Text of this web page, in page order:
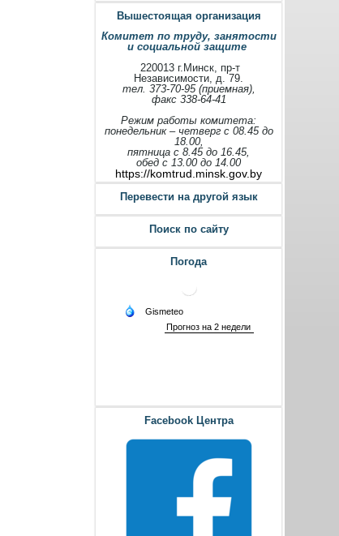
Вышестоящая организация
Комитет по труду, занятости
и социальной защите
220013 г.Минск, пр-т
Независимости, д. 79.
тел. 373-70-95 (приемная),
факс 338-64-41
Режим работы комитета:
понедельник – четверг с 08.45 до
18.00,
пятница с 8.45 до 16.45,
обед с 13.00 до 14.00
https://komtrud.minsk.gov.by
Перевести на другой язык
Поиск по сайту
Погода
Facebook Центра